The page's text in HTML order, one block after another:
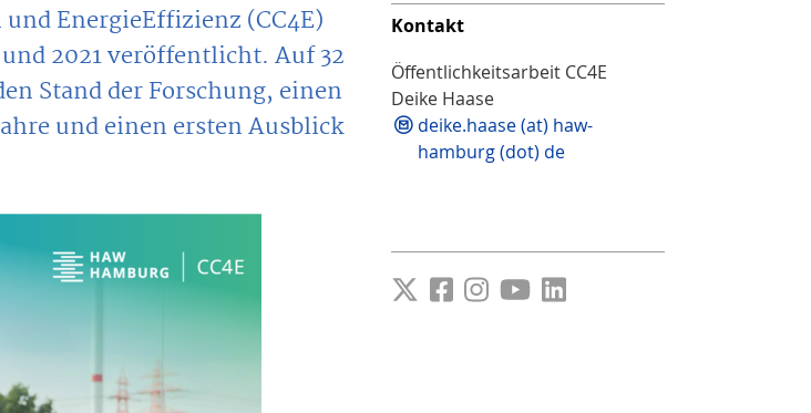
EnergieEffizienz (CC4E)
2021 veröffentlicht. Auf 32
Stand der Forschung, einen
und einen ersten Ausblick
Kontakt
Öffentlichkeitsarbeit CC4E
Deike Haase
deike.haase (at) haw-
hamburg (dot) de